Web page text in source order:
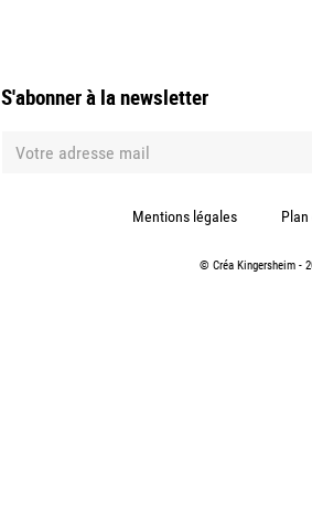
S'abonner à la newsletter
Mentions légales Plan
© Créa Kingersheim-